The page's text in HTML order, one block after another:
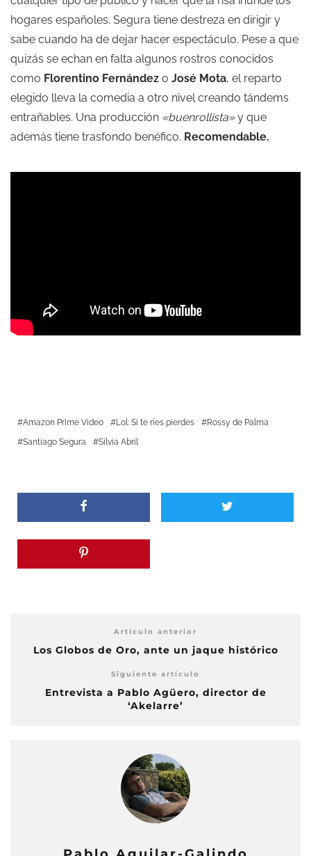
hogares españoles. Segura tiene destreza en dirigir y
sabe cuando ha de dejar hacer espectáculo. Pese a que
quizás se echan en falta algunos rostros conocidos
como Florentino Fernández o José Mota, el reparto
elegido lleva la comedia a otro nivel creando tándems
entrañables. Una producción «buenrollista»y que
además tiene trasfondo benéfico. Recomendable.
Amazon Prime Video Lol: Si te ríes pierdes
Rossy de Palma
Santiago Segura
Silvia Abril
Artículo anterior
Los Globos de Oro, ante un jaque histórico
Siguiente artículo
Entrevista a Pablo Agüero, director de
‘Akelarre’